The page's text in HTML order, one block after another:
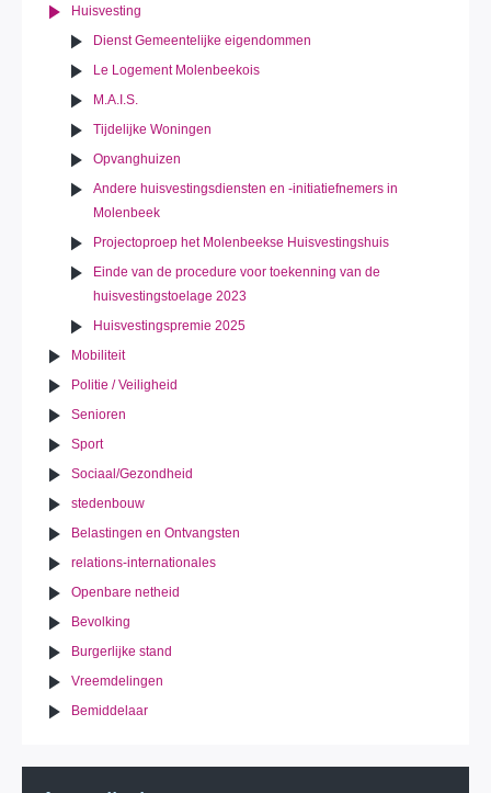
Huisvesting
Dienst Gemeentelijke eigendommen
Le Logement Molenbeekois
M.A.I.S.
Tijdelijke Woningen
Opvanghuizen
Andere huisvestingsdiensten en -initiatiefnemers in
Molenbeek
Projectoproep het Molenbeekse Huisvestingshuis
Einde van de procedure voor toekenning van de
huisvestingstoelage 2023
Huisvestingspremie 2025
Mobiliteit
Politie / Veiligheid
Senioren
Sport
Sociaal/Gezondheid
stedenbouw
Belastingen en Ontvangsten
relations-internationales
Openbare netheid
Bevolking
Burgerlijke stand
Vreemdelingen
Bemiddelaar